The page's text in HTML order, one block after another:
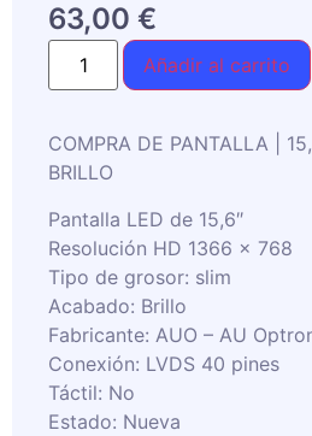
63,00 €
Añadir al carrito
COMPRA DE PANTALLA |
BRILLO
Pantalla LED de 15,6″
Resolución HD 1366 x 768
Tipo de grosor: slim
Acabado: Brillo
Fabricante: AUO – AU
Conexión: LVDS 40 pines
Táctil: No
Estado: Nueva